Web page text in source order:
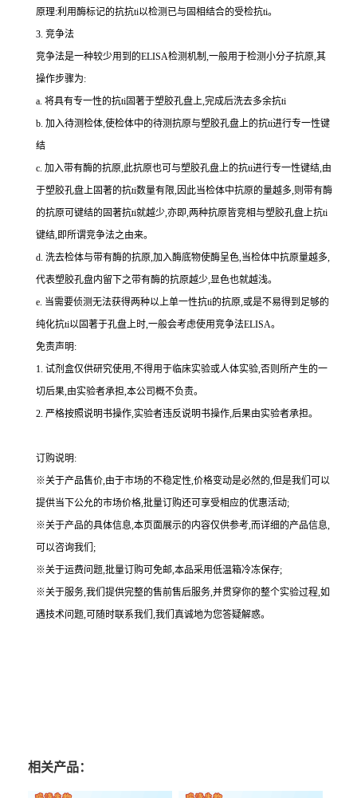
原理:利用酶标记的抗抗ti以检测已与固相结合的受检抗ti。
3. 竞争法
竞争法是一种较少用到的ELISA检测机制,一般用于检测小分子抗原,其
操作步骤为:
a. 将具有专一性的抗ti固著于塑胶孔盘上,完成后洗去多余抗ti
b. 加入待测检体,使检体中的待测抗原与塑胶孔盘上的抗ti进行专一性键
结
c. 加入带有酶的抗原,此抗原也可与塑胶孔盘上的抗ti进行专一性键结,由
于塑胶孔盘上固著的抗ti数量有限,因此当检体中抗原的量越多,则带有酶
的抗原可键结的固著抗ti就越少,亦即,两种抗原皆竞相与塑胶孔盘上抗ti
键结,即所谓竞争法之由来。
d. 洗去检体与带有酶的抗原,加入酶底物使酶呈色,当检体中抗原量越多,
代表塑胶孔盘内留下之带有酶的抗原越少,显色也就越浅。
e. 当需要侦测无法获得两种以上单一性抗ti的抗原,或是不易得到足够的
纯化抗ti以固著于孔盘上时,一般会考虑使用竞争法ELISA。
免责声明:
1. 试剂盒仅供研究使用,不得用于临床实验或人体实验,否则所产生的一
切后果,由实验者承担,本公司概不负责。
2. 严格按照说明书操作,实验者违反说明书操作,后果由实验者承担。
订购说明:
※关于产品售价,由于市场的不稳定性,价格变动是必然的,但是我们可以
提供当下公允的市场价格,批量订购还可享受相应的优惠活动;
※关于产品的具体信息,本页面展示的内容仅供参考,而详细的产品信息,
可以咨询我们;
※关于运费问题,批量订购可免邮,本品采用低温箱冷冻保存;
※关于服务,我们提供完整的售前售后服务,并贯穿你的整个实验过程,如
遇技术问题,可随时联系我们,我们真诚地为您答疑解惑。
相关产品：